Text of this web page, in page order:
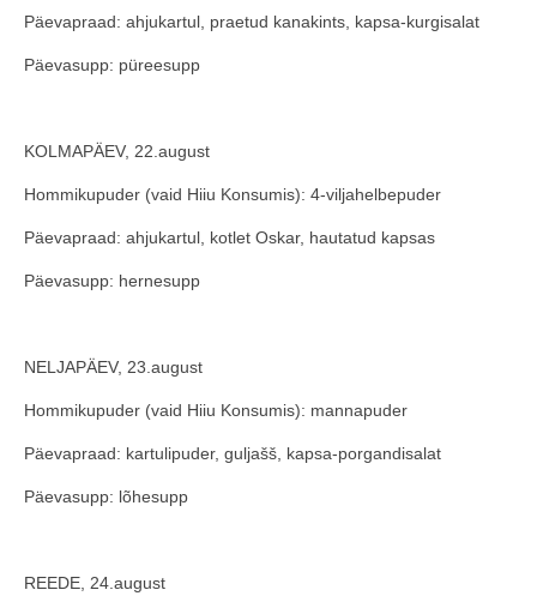
KINKEKAART
PAKUME TÖÖD
MEIE PANUS
Päevapraad: ahjukartul, praetud kanakints, kapsa-kurgisalat
Päevasupp: püreesupp
KOLMAPÄEV, 22.august
Hommikupuder (vaid Hiiu Konsumis): 4-viljahelbepuder
Päevapraad: ahjukartul, kotlet Oskar, hautatud kapsas
Päevasupp: hernesupp
NELJAPÄEV, 23.august
Hommikupuder (vaid Hiiu Konsumis): mannapuder
Päevapraad: kartulipuder, guljašš, kapsa-porgandisalat
Päevasupp: lõhesupp
REEDE, 24.august